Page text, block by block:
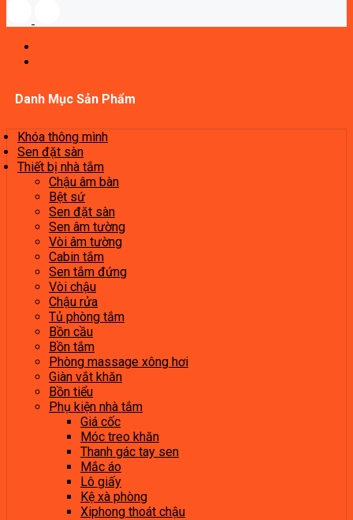
Danh Mục Sản Phẩm
Khóa thông mình
Sen đặt sàn
Thiết bị nhà tắm
Chậu âm bàn
Bệt sứ
Sen đặt sàn
Sen âm tường
Vòi âm tường
Cabin tắm
Sen tắm đứng
Vòi chậu
Chậu rửa
Tủ phòng tắm
Bồn cầu
Bồn tắm
Phòng massage xông hơi
Giàn vắt khăn
Bồn tiểu
Phụ kiện nhà tắm
Giá cốc
Móc treo khăn
Thanh gác tay sen
Mắc áo
Lô giấy
Kệ xà phòng
Xiphong thoát chậu